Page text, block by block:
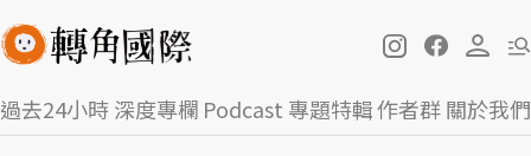
過去24小時深度專欄 Podcast 專題特輯作者群關於我們